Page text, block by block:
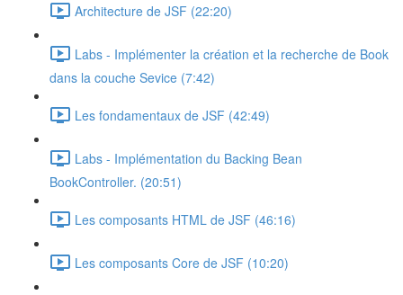
Architecture de JSF (22:20)
Labs - Implémenter la création et la recherche de Book
dans la couche Sevice (7:42)
Les fondamentaux de JSF (42:49)
Labs - Implémentation du Backing Bean
BookController. (20:51)
Les composants HTML de JSF (46:16)
Les composants Core de JSF (10:20)